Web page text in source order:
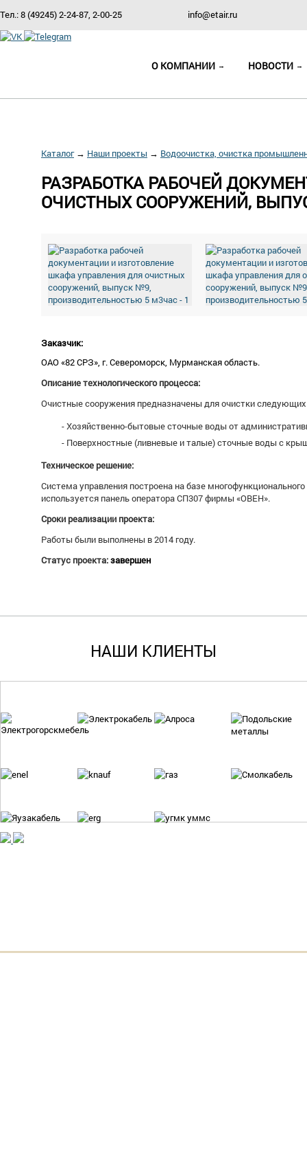
Тел.: 8 (49245) 2-24-87, 2-00-25 info@etair.ru
О КОМПАНИИ НОВОСТИ
Каталог→ Наши проекты → Водоочистка, очистка
РАЗРАБОТКА РАБОЧЕЙ
ОЧИСТНЫХ СООРУЖЕНИЙ,
Заказчик:
ОАО «82 СРЗ», г. Североморск, Мурманская область.
Описание технологического процесса:
Очистные сооружения предназначены для очистки
Хозяйственно-бытовые сточные воды от
Поверхностные (ливневые и талые) сточные воды с
Техническое решение:
Система управления построена на базе
используется панель оператора СП307 фирмы «ОВЕН».
Сроки реализации проекта:
Работы были выполнены в 2014 году.
Статус проекта:завершен
НАШИ КЛИЕНТЫ